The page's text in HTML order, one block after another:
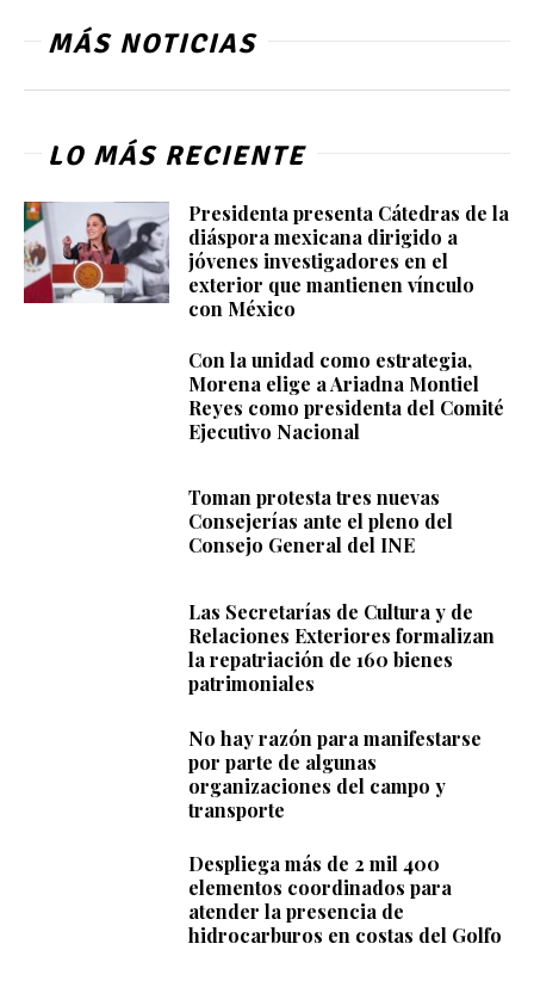
MÁS NOTICIAS
LO MÁS RECIENTE
Presidenta presenta Cátedras de la
diáspora mexicana dirigido a
jóvenes investigadores en el
exterior que mantienen vínculo
con México
Con la unidad como estrategia,
Morena elige a Ariadna Montiel
Reyes como presidenta del Comité
Ejecutivo Nacional
Toman protesta tres nuevas
Consejerías ante el pleno del
Consejo General del INE
Las Secretarías de Cultura y de
Relaciones Exteriores formalizan
la repatriación de 160 bienes
patrimoniales
No hay razón para manifestarse
por parte de algunas
organizaciones del campo y
transporte
Despliega más de 2 mil 400
elementos coordinados para
atender la presencia de
hidrocarburos en costas del Golfo